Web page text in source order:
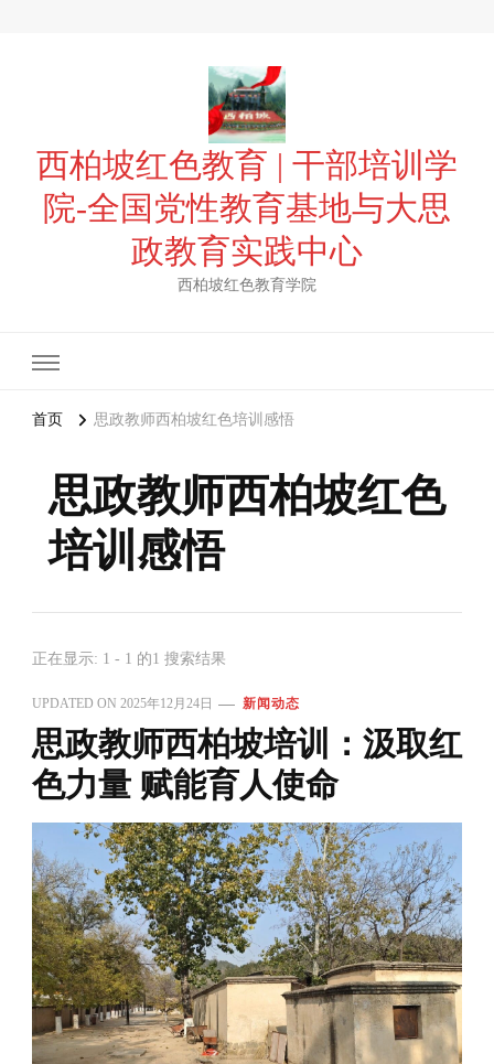
西柏坡红色教育 | 干部培训学
院-全国党性教育基地与大思
政教育实践中心
西柏坡红色教育学院
首页 思政教师西柏坡红色培训感悟
思政教师西柏坡红色
培训感悟
正在显示: 1 - 1 的1 搜索结果
UPDATED ON 2025年12月24日 新闻动态
思政教师西柏坡培训：汲取红
色力量 赋能育人使命